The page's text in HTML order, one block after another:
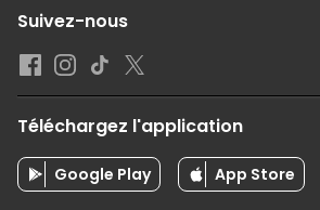
Suivez-nous
Téléchargez l'application
Google Play App Store